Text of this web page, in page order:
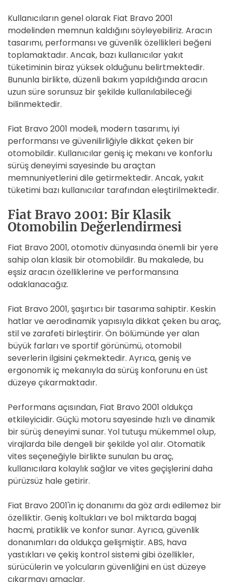
Kullanıcıların genel olarak Fiat Bravo 2001
modelinden memnun kaldığını söyleyebiliriz. Aracın
tasarımı, performansı ve güvenlik özellikleri beğeni
toplamaktadır. Ancak, bazı kullanıcılar yakıt
tüketiminin biraz yüksek olduğunu belirtmektedir.
Bununla birlikte, düzenli bakım yapıldığında aracın
uzun süre sorunsuz bir şekilde kullanılabileceği
bilinmektedir.
Fiat Bravo 2001 modeli, modern tasarımı, iyi
performansı ve güvenilirliğiyle dikkat çeken bir
otomobildir. Kullanıcılar geniş iç mekanı ve konforlu
sürüş deneyimi sayesinde bu araçtan
memnuniyetlerini dile getirmektedir. Ancak, yakıt
tüketimi bazı kullanıcılar tarafından eleştirilmektedir.
Fiat Bravo 2001: Bir Klasik
Otomobilin Değerlendirmesi
Fiat Bravo 2001, otomotiv dünyasında önemli bir yere
sahip olan klasik bir otomobildir. Bu makalede, bu
eşsiz aracın özelliklerine ve performansına
odaklanacağız.
Fiat Bravo 2001, şaşırtıcı bir tasarıma sahiptir. Keskin
hatlar ve aerodinamik yapısıyla dikkat çeken bu araç,
stil ve zarafeti birleştirir. Ön bölümünde yer alan
büyük farları ve sportif görünümü, otomobil
severlerin ilgisini çekmektedir. Ayrıca, geniş ve
ergonomik iç mekanıyla da sürüş konforunu en üst
düzeye çıkarmaktadır.
Performans açısından, Fiat Bravo 2001 oldukça
etkileyicidir. Güçlü motoru sayesinde hızlı ve dinamik
bir sürüş deneyimi sunar. Yol tutuşu mükemmel olup,
virajlarda bile dengeli bir şekilde yol alır. Otomatik
vites seçeneğiyle birlikte sunulan bu araç,
kullanıcılara kolaylık sağlar ve vites geçişlerini daha
pürüzsüz hale getirir.
Fiat Bravo 2001'in iç donanımı da göz ardı edilemez bir
özelliktir. Geniş koltukları ve bol miktarda bagaj
hacmi, pratiklik ve konfor sunar. Ayrıca, güvenlik
donanımları da oldukça gelişmiştir. ABS, hava
yastıkları ve çekiş kontrol sistemi gibi özellikler,
sürücülerin ve yolcuların güvenliğini en üst düzeye
çıkarmayı amaçlar.